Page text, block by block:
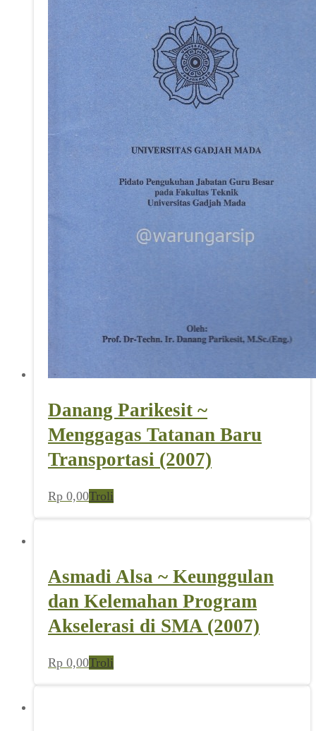
Danang Parikesit ~
Menggagas Tatanan Baru
Transportasi (2007)
Rp 0,00Troli
Asmadi Alsa ~ Keunggulan
dan Kelemahan Program
Akselerasi di SMA (2007)
Rp 0,00Troli